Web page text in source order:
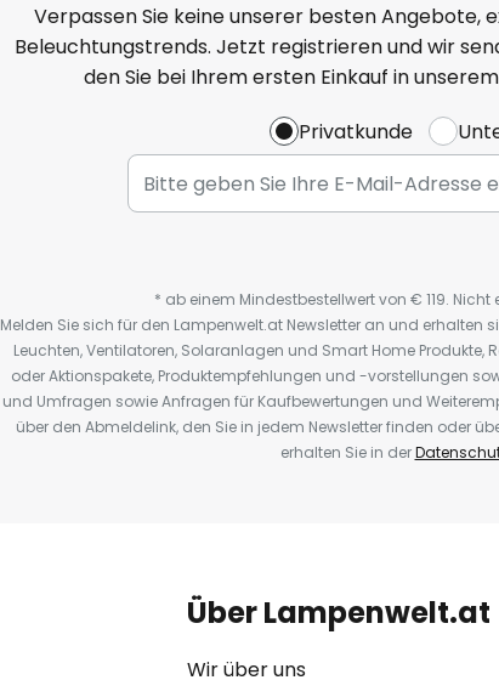
Verpassen Sie keine unserer besten Angebote,
Beleuchtungstrends. Jetzt registrieren und wir
den Sie bei Ihrem ersten Einkauf in
Privatkunde
* ab einem Mindestbestellwert von € 119.
Melden Sie sich für den Lampenwelt.at Newsletter an und erhalten
Leuchten, Ventilatoren, Solaranlagen und Smart Home
oder Aktionspakete, Produktempfehlungen und -vorstellungen
und Umfragen sowie Anfragen für Kaufbewertungen und
über den Abmeldelink, den Sie in jedem Newsletter finden oder
erhalten Sie in der
Über Lampenwelt.at
Wir über uns